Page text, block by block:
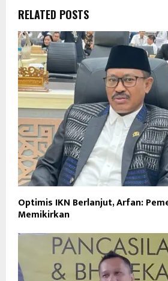
RELATED POSTS
Optimis IKN Berlanjut, Arfan:
Memikirkan